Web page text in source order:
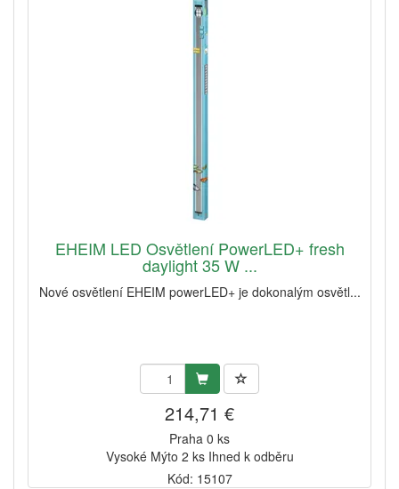
EHEIM LED Osvětlení PowerLED+ fresh
daylight 35 W ...
Nové osvětlení EHEIM powerLED+ je dokonalým osvětl...
214,71 €
Praha 0 ks
Vysoké Mýto 2 ks Ihned k odběru
Kód: 15107